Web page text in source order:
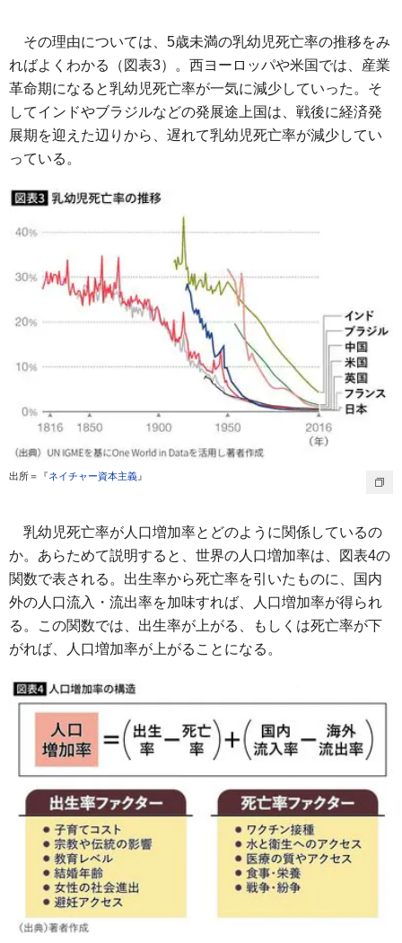
その理由については、5歳未満の乳幼児死亡率の推移をみ
ればよくわかる（図表3）。西ヨーロッパや米国では、産業
革命期になると乳幼児死亡率が一気に減少していった。そ
してインドやブラジルなどの発展途上国は、戦後に経済発
展期を迎えた辺りから、遅れて乳幼児死亡率が減少してい
っている。
出所＝『ネイチャー資本主義 』
乳幼児死亡率が人口増加率とどのように関係しているの
か。あらためて説明すると、世界の人口増加率は、図表4の
関数で表される。出生率から死亡率を引いたものに、国内
外の人口流入・流出率を加味すれば、人口増加率が得られ
る。この関数では、出生率が上がる、もしくは死亡率が下
がれば、人口増加率が上がることになる。